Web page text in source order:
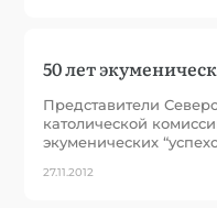
50 лет
Представители
католической
экуменических
27.11.2012